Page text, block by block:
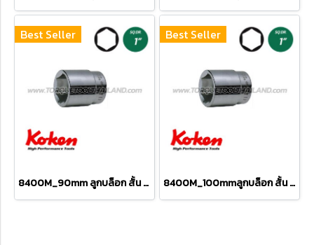
Best Seller
8400M_90mm ลูกบล็อก สั้น 6P (SQ.DR 1") Hand Sockets
Best Seller
8400M_100mmลูกบล็อก สั้น 6P (SQ.DR 1") Hand Sockets